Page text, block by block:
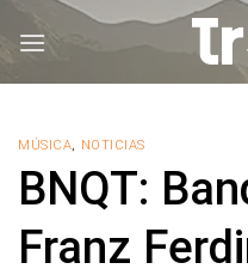
MÚSICA, NOTICIAS
BNQT:
Franz